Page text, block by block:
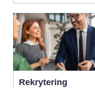
Rekrytering